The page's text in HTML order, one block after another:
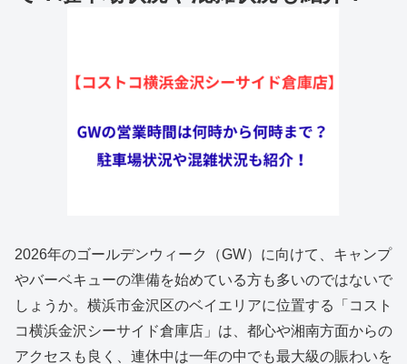
2026年のゴールデンウィーク（GW）に向けて、キャンプ
やバーベキューの準備を始めている方も多いのではないで
しょうか。横浜市金沢区のベイエリアに位置する「コスト
コ横浜金沢シーサイド倉庫店」は、都心や湘南方面からの
アクセスも良く、連休中は一年の中でも最大級の賑わいを